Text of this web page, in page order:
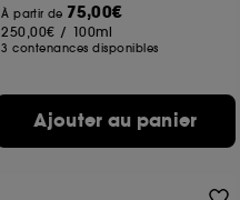
À partir de 75,00€
250,00€ / 100ml
3 contenances disponibles
Ajouter au panier